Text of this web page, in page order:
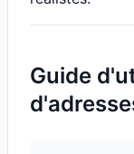
Guide